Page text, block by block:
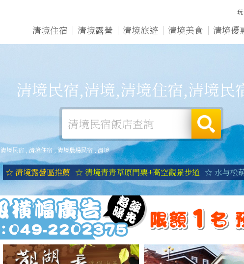
清境住宿 清境露營 清境旅遊 清境美食 清境優
清境民宿,清境,清境住宿,清境民
清境民宿 清境住宿,清境農場民宿, 清境
☆ 清境露營區推薦 ☆ 清境青青草原門票+高空觀景步道 ☆ 水与松